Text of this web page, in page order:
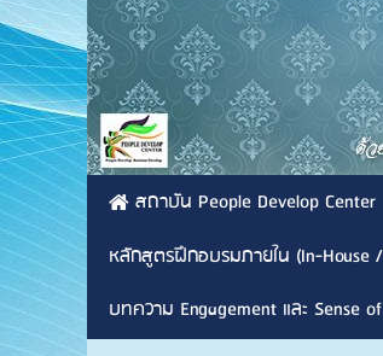
สถาบัน People Develop Center
หลักสูตรฝึกอบรมภายใน (In-House /
บทความ Engagement และ Sense